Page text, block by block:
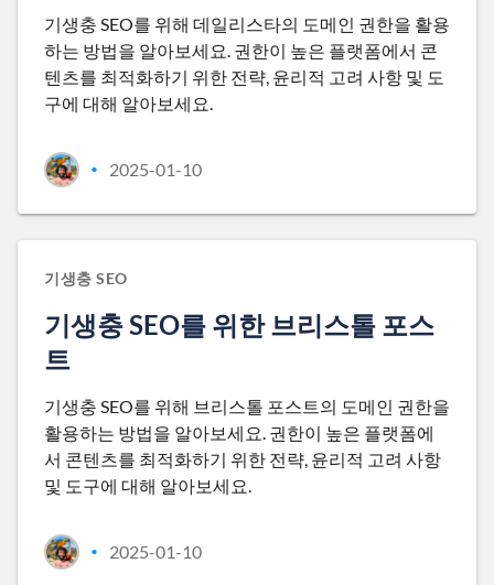
기생충 SEO를 위해 데일리스타의 도메인 권한을 활용
하는 방법을 알아보세요. 권한이 높은 플랫폼에서 콘
텐츠를 최적화하기 위한 전략, 윤리적 고려 사항 및 도
구에 대해 알아보세요.
• 2025-01-10
기생충 SEO
기생충 SEO를 위한 브리스톨 포스
트
기생충 SEO를 위해 브리스톨 포스트의 도메인 권한을
활용하는 방법을 알아보세요. 권한이 높은 플랫폼에
서 콘텐츠를 최적화하기 위한 전략, 윤리적 고려 사항
및 도구에 대해 알아보세요.
• 2025-01-10